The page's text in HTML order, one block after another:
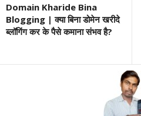
Domain Kharide Bina
Blogging | क्या बिना डोमेन खरीदे
ब्लॉगिंग कर के पैसे कमाना संभव है?